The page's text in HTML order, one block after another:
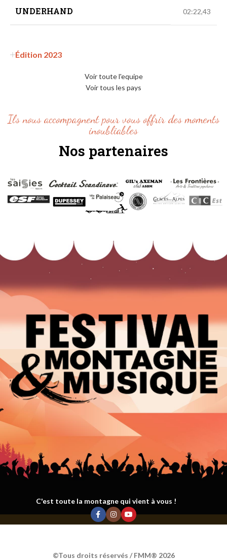
UNDERHAND 02:22,43
Édition 2023
Voir toute l'equipe
Voir tous les pays
Ils nous accompagnent pour vous offrir des moments
inoubliables
Nos partenaires
C'est toute la montagne qui vient à vous !
©Tous droits réservés / FMM® 2026